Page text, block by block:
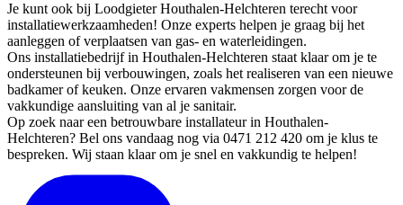
Je kunt ook bij Loodgieter Houthalen-Helchteren terecht voor
installatiewerkzaamheden! Onze experts helpen je graag bij het
aanleggen of verplaatsen van gas- en waterleidingen.
Ons installatiebedrijf in Houthalen-Helchteren staat klaar om je te
ondersteunen bij verbouwingen, zoals het realiseren van een nieuwe
badkamer of keuken. Onze ervaren vakmensen zorgen voor de
vakkundige aansluiting van al je sanitair.
Op zoek naar een betrouwbare installateur in Houthalen-
Helchteren? Bel ons vandaag nog via 0471 212 420 om je klus te
bespreken. Wij staan klaar om je snel en vakkundig te helpen!